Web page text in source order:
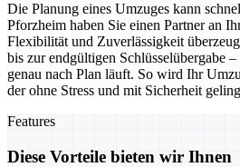
Die Planung eines Umzuges kann
Pforzheim haben Sie einen Partner an
Flexibilität und Zuverlässigkeit
bis zur endgültigen Schlüsselübergabe
genau nach Plan läuft. So wird Ihr
der ohne Stress und mit Sicherheit
Features
Diese Vorteile bieten wir Ihnen